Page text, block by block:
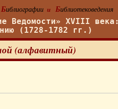
Библиографии и Библиотековедения
Ведомости» XVIII века:
(1728-1782 гг.)
(алфавитный)